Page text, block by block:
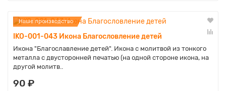
Наше производство
IKO-001-043 Икона Благословление детей
Икона "Благославление детей". Икона с молитвой из тонкого
металла с двусторонней печатью (на одной стороне икона, на
другой молитв..
90 ₽